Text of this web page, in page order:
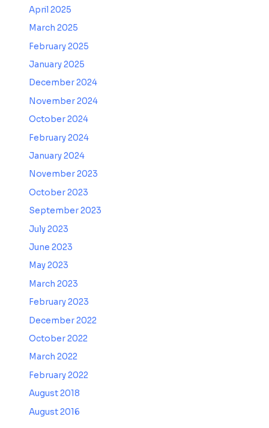
April 2025
March 2025
February 2025
January 2025
December 2024
November 2024
October 2024
February 2024
January 2024
November 2023
October 2023
September 2023
July 2023
June 2023
May 2023
March 2023
February 2023
December 2022
October 2022
March 2022
February 2022
August 2018
August 2016